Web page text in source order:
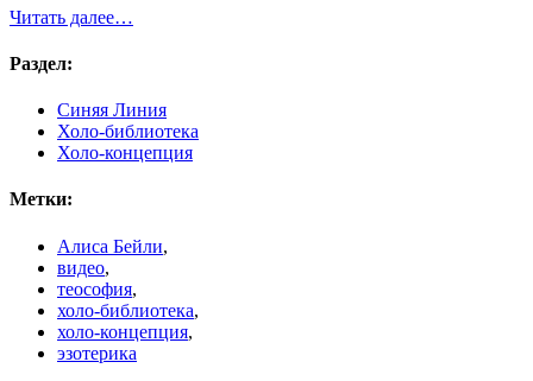
Читать далее…
Раздел:
Синяя Линия
Холо-библиотека
Холо-концепция
Метки:
Алиса Бейли,
видео,
теософия,
холо-библиотека,
холо-концепция,
эзотерика